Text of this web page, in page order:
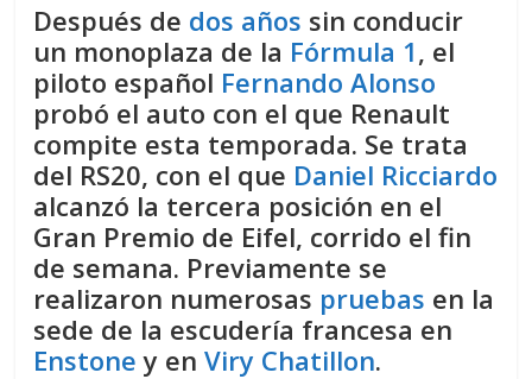
Después de dos años sin conducir
un monoplaza de la Fórmula 1, el
piloto español Fernando Alonso
probó el auto con el que Renault
compite esta temporada. Se trata
del RS20, con el que Daniel Ricciardo
alcanzó la tercera posición en el
Gran Premio de Eifel, corrido el fin
de semana. Previamente se
realizaron numerosas pruebas en la
sede de la escudería francesa en
Enstone y enViry Chatillon.